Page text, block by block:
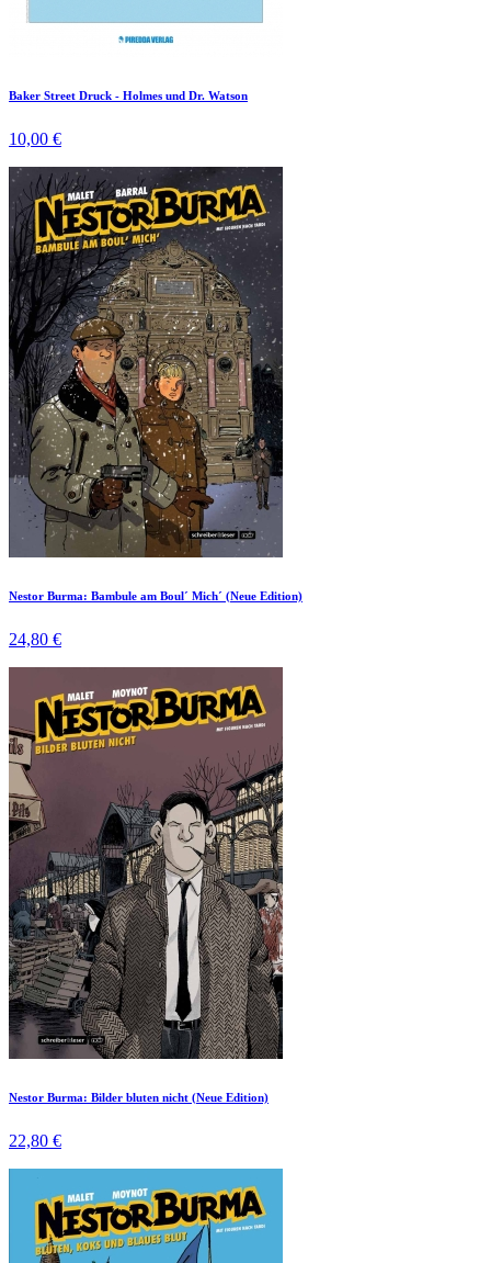
Baker Street Druck - Holmes und Dr. Watson
10,00 €
Nestor Burma: Bambule am Boul´ Mich´ (Neue Edition)
24,80 €
Nestor Burma: Bilder bluten nicht (Neue Edition)
22,80 €